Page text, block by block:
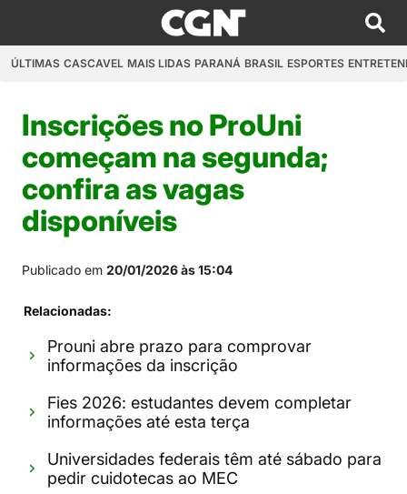
ÚLTIMAS CASCAVEL MAIS LIDAS PARANÁ BRASIL ESPORTES
Inscrições no ProUni
começam na segunda;
confira as vagas
disponíveis
Publicado em 20/01/2026 às 15:04
Relacionadas:
Prouni abre prazo para comprovar
informações da inscrição
Fies 2026: estudantes devem completar
informações até esta terça
Universidades federais têm até sábado para
pedir cuidotecas ao MEC